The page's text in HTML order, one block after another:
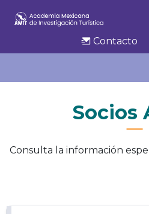
Contacto
Socios
Consulta la información